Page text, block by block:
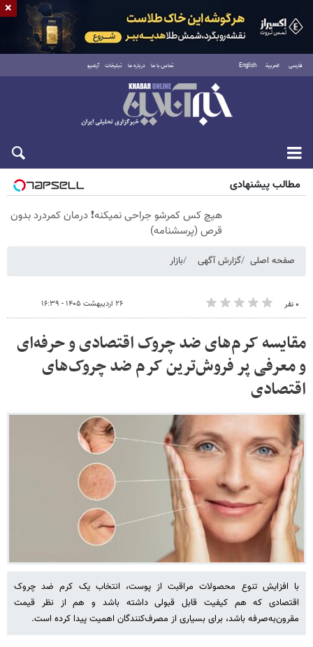
فارسی العربية English تماس با ما درباره ما تبلیغات آرشیو
پنجشنبه ۱۵ مرداد ۱۴۰۵
مطالب پیشنهادی
هیچ کس کمرشو جراحی نمیکنه❗ درمان کمردرد بدون
قرص (پرسشنامه)
صفحه اصلی گزارش آگهی بازار
۰ نفر ۲۶ اردیبهشت ۱۴۰۵ - ۱۶:۳۹
مقایسه کرم‌های ضد چروک اقتصادی و حرفه‌ای
و معرفی پر فروش‌ترین کرم ضد چروک‌های
اقتصادی
با افزایش تنوع محصولات مراقبت از پوست، انتخاب یک کرم ضد چروک
اقتصادی که هم کیفیت قابل قبولی داشته باشد و هم از نظر قیمت
مقرون‌به‌صرفه باشد، برای بسیاری از مصرف‌کنندگان اهمیت پیدا کرده است.
×